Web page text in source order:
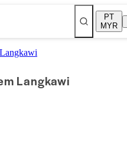
PT
MYR
Langkawi